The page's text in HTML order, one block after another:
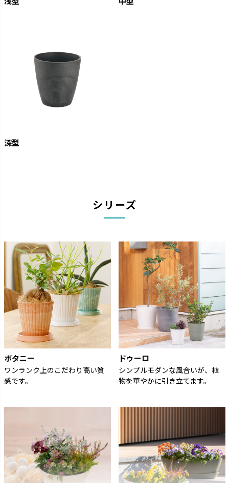
深型
シリーズ
ボタニー
ワンランク上のこだわり高い質
感です。
ドゥーロ
シンプルモダンな風合いが、植
物を華やかに引き立てます。